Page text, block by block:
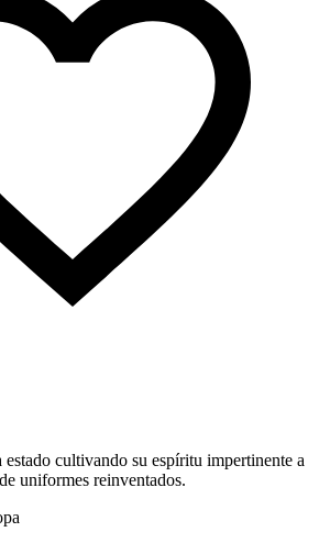
cultivando su espíritu impertinente a
uniformes reinventados.